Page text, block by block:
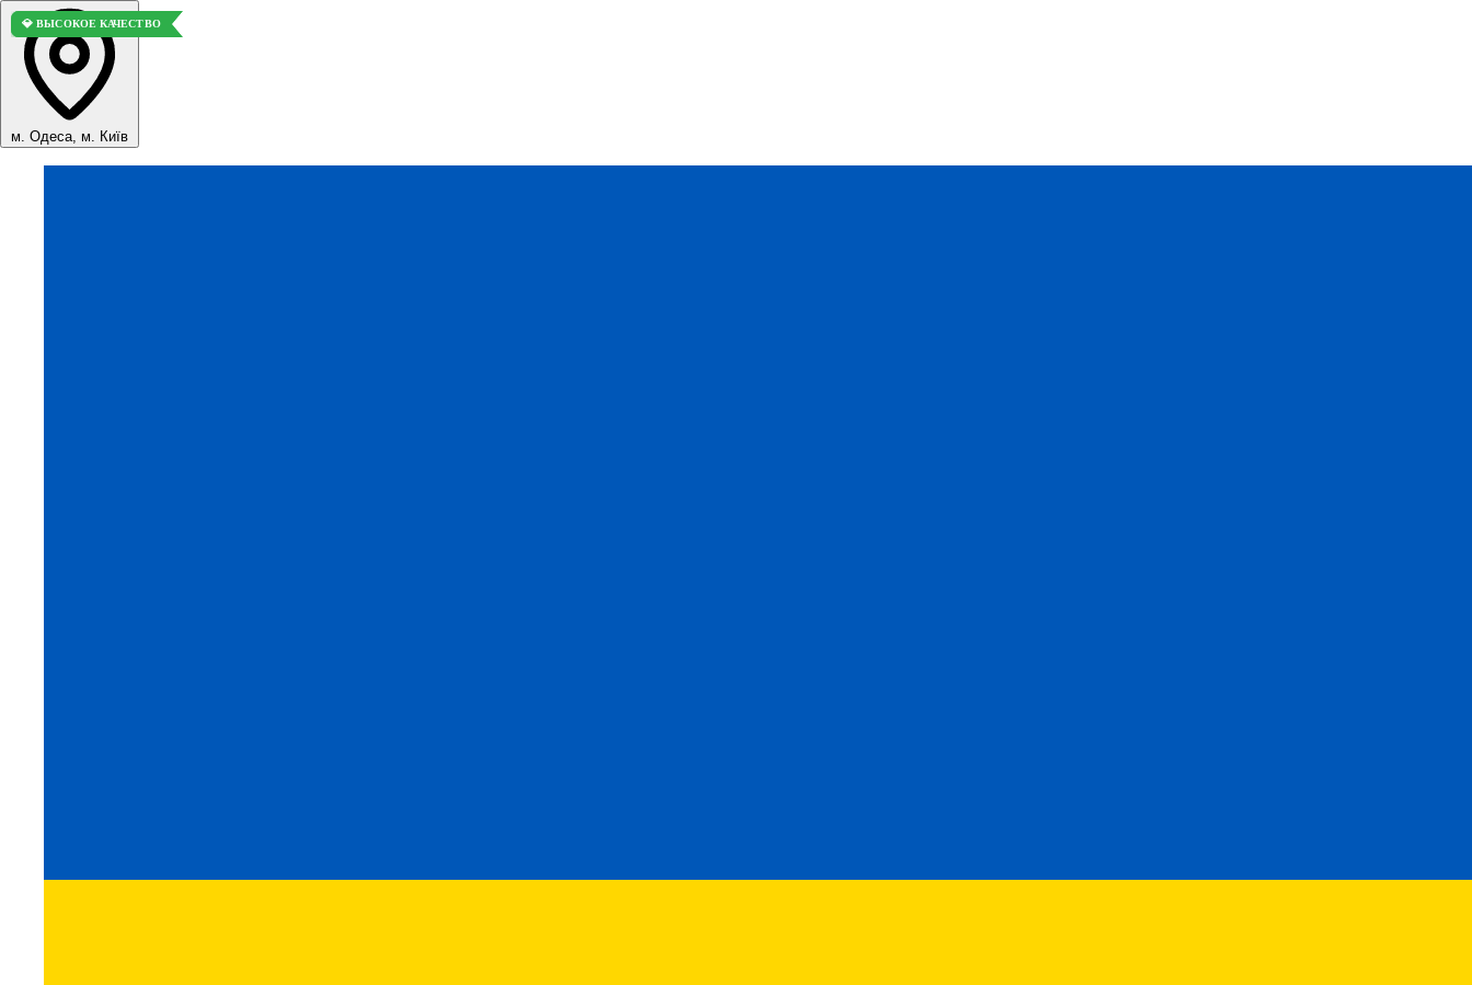
м. Одеса, м. Київ
💎 ВЫСОКОЕ КАЧЕСТВО
💎 ВЫСОКОЕ КАЧЕСТВО